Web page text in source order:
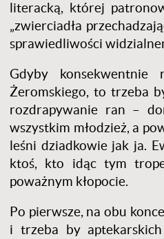
literacką, której
„zwierciadła
sprawiedliwości
Gdyby konsekwentnie
Żeromskiego, to trzeba
rozdrapywanie ran –
wszystkim młodzież, a
leśni dziadkowie jak ja.
ktoś, kto idąc tym
poważnym kłopocie.
Po pierwsze, na obu
i trzeba by